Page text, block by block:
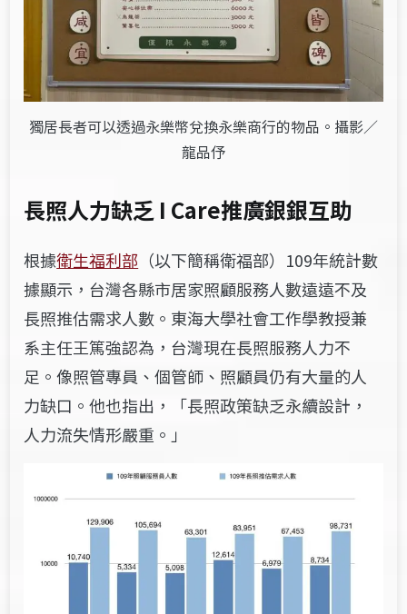
獨居長者可以透過永樂幣兌換永樂商行的物品。攝影／
龍品伃
長照人力缺乏 I Care推廣銀銀互助
根據衛生福利部 （以下簡稱衛福部）109年統計數
據顯示，台灣各縣市居家照顧服務人數遠遠不及
長照推估需求人數。東海大學社會工作學教授兼
系主任王篤強認為，台灣現在長照服務人力不
足。像照管專員、個管師、照顧員仍有大量的人
力缺口。他也指出，「長照政策缺乏永續設計，
人力流失情形嚴重。」